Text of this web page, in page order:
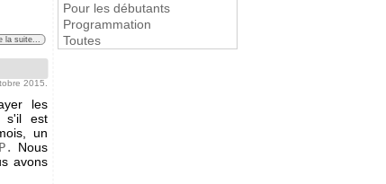
la suite...
2015.
les
s'il est
un
Nous
avons
Pour les débutants
Programmation
Toutes